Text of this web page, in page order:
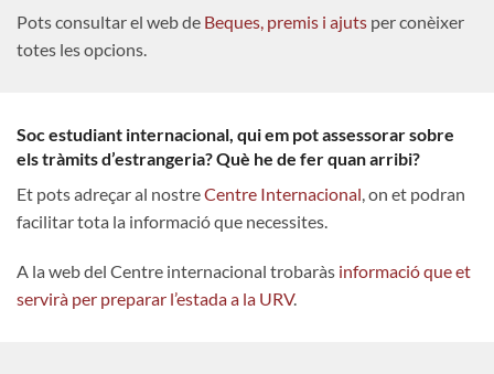
Pots consultar el web de Beques, premis i ajuts per conèixer
totes les opcions.
Soc estudiant internacional, qui em pot assessorar sobre
els tràmits d’estrangeria? Què he de fer quan arribi?
Et pots adreçar al nostreCentre Internacional, on et podran
facilitar tota la informació que necessites.
A la web del Centre internacional trobaràs informació que et
servirà per preparar l’estada a la URV.